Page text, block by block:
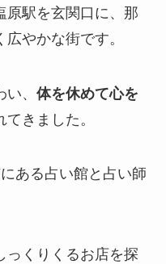
原駅を玄関口に、那
やかな街です。
、 体を休めて心を
きました。
ある占い館と占い師
っくりくるお店を探